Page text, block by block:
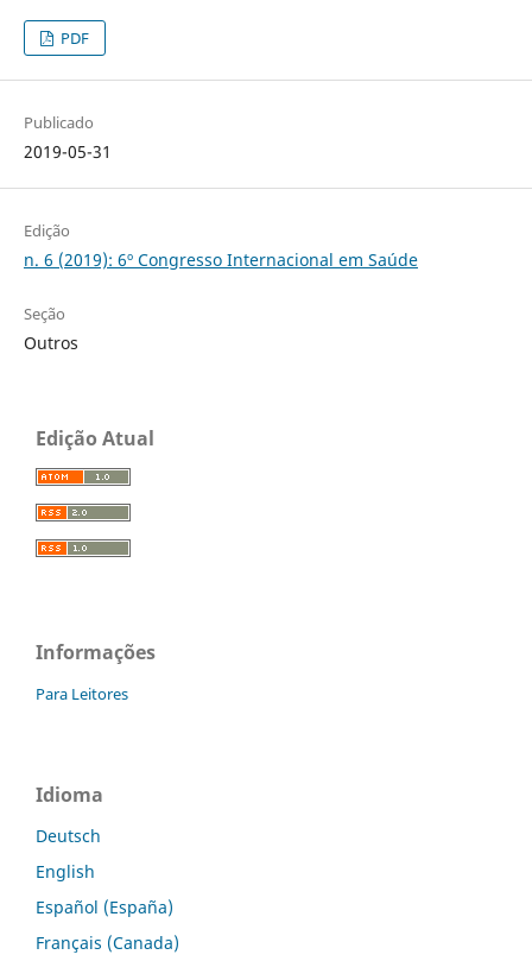
PDF
Publicado
2019-05-31
Edição
n. 6 (2019): 6º Congresso Internacional em Saúde
Seção
Outros
Edição Atual
Informações
Para Leitores
Idioma
Deutsch
English
Español (España)
Français (Canada)